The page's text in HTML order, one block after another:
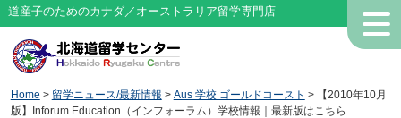
道産子のためのカナダ／オーストラリア留学専門店
Home > 留学ニュース/最新情報 > Aus 学校 ゴールドコースト > 【2010年10月
版】Inforum Education（インフォーラム）学校情報｜最新版はこちら